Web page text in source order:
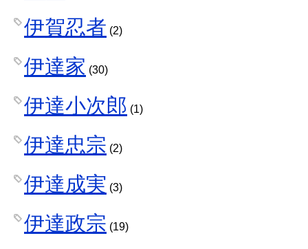
伊賀忍者 (2)
伊達家 (30)
伊達小次郎 (1)
伊達忠宗 (2)
伊達成実 (3)
伊達政宗 (19)